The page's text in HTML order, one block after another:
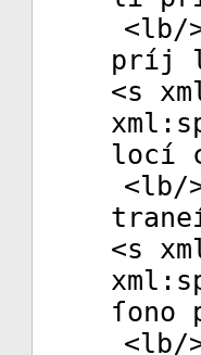
<lb/
príj
<s
locí
<lb/
<s
<lb/